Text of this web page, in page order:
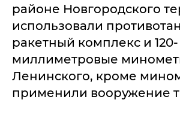
районе Новгородского
использовали
ракетный комплекс и 120-
миллиметровые
Ленинского, кроме
применили вооружение